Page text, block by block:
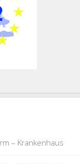
– Krankenhaus